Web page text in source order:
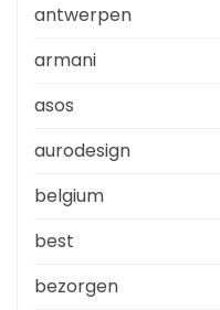
antwerpen
armani
asos
aurodesign
belgium
best
bezorgen